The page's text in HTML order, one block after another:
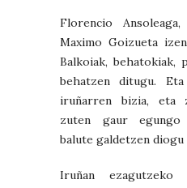
Florencio
Maximo Goizueta
Balkoiak, behatokiak,
behatzen ditugu.
iruñarren bizia, eta
zuten gaur egungo
balute galdetzen
Iruñan